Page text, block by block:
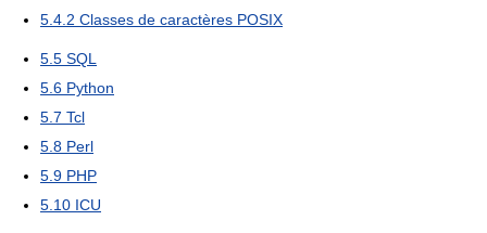
5.4.2 Classes de caractères POSIX
5.5 SQL
5.6 Python
5.7 Tcl
5.8 Perl
5.9 PHP
5.10 ICU